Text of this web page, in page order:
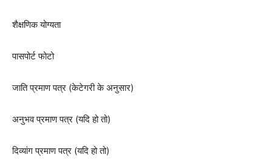
शैक्षणिक योग्यता
पासपोर्ट फोटो
जाति प्रमाण पत्र (केटेगरी के अनुसार)
अनुभव प्रमाण पत्र (यदि हो तो)
दिव्यांग प्रमाण पत्र (यदि हो तो)